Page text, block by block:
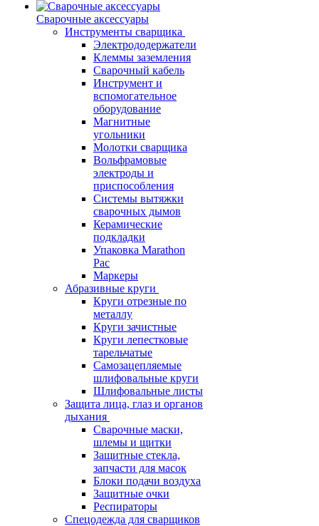
Сварочные аксессуары
Инструменты сварщика
Электрододержатели
Клеммы заземления
Сварочный кабель
Инструмент и
вспомогательное
оборудование
Магнитные
угольники
Молотки сварщика
Вольфрамовые
электроды и
приспособления
Системы вытяжки
сварочных дымов
Керамические
подкладки
Упаковка Marathon
Pac
Маркеры
Абразивные круги
Круги отрезные по
металлу
Круги зачистные
Круги лепестковые
тарельчатые
Самозацепляемые
шлифовальные круги
Шлифовальные листы
Защита лица, глаз и органов
дыхания
Сварочные маски,
шлемы и щитки
Защитные стекла,
запчасти для масок
Блоки подачи воздуха
Защитные очки
Респираторы
Спецодежда для сварщиков